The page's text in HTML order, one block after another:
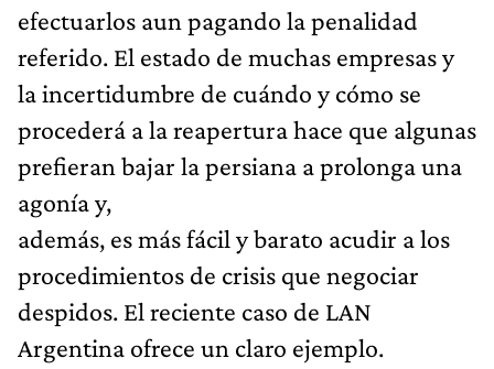
efectuarlos aun pagando la penalidad
referido. El estado de muchas empresas y
la incertidumbre de cuándo y cómo se
procederá a la reapertura hace que algunas
prefieran bajar la persiana a prolonga una
agonía y,
además, es más fácil y barato acudir a los
procedimientos de crisis que negociar
despidos. El reciente caso de LAN
Argentina ofrece un claro ejemplo.